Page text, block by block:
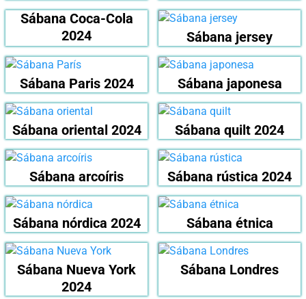
Sábana Coca-Cola
2024
Sábana jersey
Sábana Paris 2024 Sábana japonesa
Sábana oriental 2024 Sábana quilt 2024
Sábana arcoíris Sábana rústica 2024
Sábana nórdica 2024 Sábana étnica
Sábana Nueva York
2024
Sábana Londres